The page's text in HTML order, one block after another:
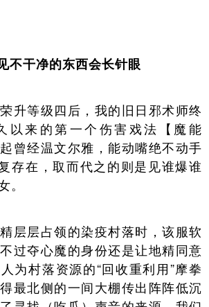
不干净的东西会长针眼
升等级四后，我的旧日邪术师终
以来的第一个伤害戏法【魔能
曾经温文尔雅，能动嘴绝不动手
存在，取而代之的则是见谁爆谁
层层占领的染疫村落时，该服软
过夺心魔的身份还是让地精同意
为村落资源的“回收重利用”摩拳
最北侧的一间大棚传出阵阵低沉